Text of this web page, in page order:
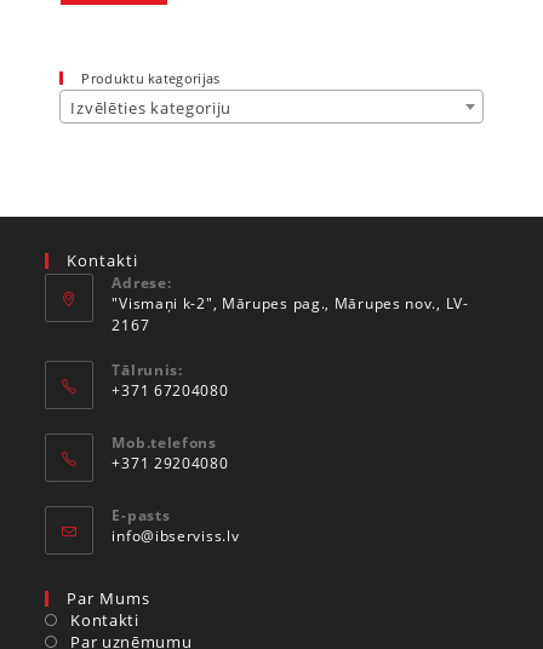
Produktu kategorijas
Izvēlēties kategoriju
Kontakti
Adrese:
"Vismaņi k-2", Mārupes pag., Mārupes nov., LV-
2167
Tālrunis:
+371 67204080
Mob.telefons
+371 29204080
E-pasts
info@ibserviss.lv
Par Mums
Kontakti
Par uzņēmumu